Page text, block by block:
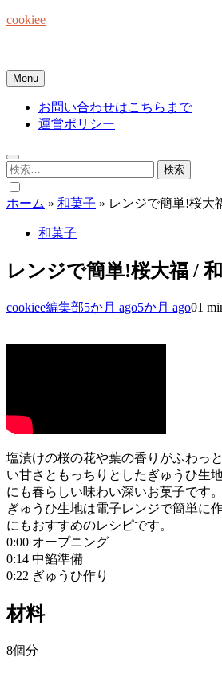
Skip
cookiee
Menu
お問い合わせはこちらまで
運営ポリシー
検
索:
ホーム » 和菓子 » レンジで簡単!桜大
和菓子
レンジで簡単!桜大福 /
cookiee編集部5か月 ago5か月 ago01
塩漬けの桜の花や葉の香りがふわっ
い甘さともっちりとしたぎゅうひ生
にも春らしい味わい深いお菓子です。
ぎゅうひ生地は電子レンジで簡単に
にもおすすめのレシピです。
0:00 オープニング
0:14 中餡準備
0:22 ぎゅうひ作り
材料
8個分